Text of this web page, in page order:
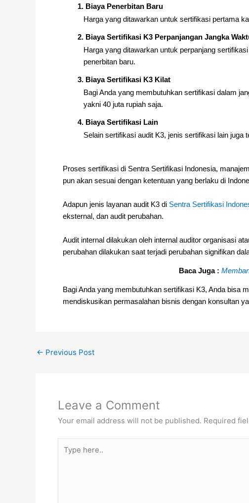
1. Biaya Penerbitan Baru
Harga yang ditawarkan untuk sertifikasi pertama
2. Biaya Sertifikasi K3 Perpanjangan Jangka
Harga yang ditawarkan untuk perpanjang
penerbitan baru.
3. Biaya Sertifikasi K3 Kilat
Bagi Anda yang membutuhkan sertifikasi dalam
yakni 40 juta rupiah saja.
4. Biaya Sertifikasi Lain
Selain sertifikasi audit K3, jenis sertifikasi lain juga
Proses sertifikasi di Sentra Sertifikasi Indonesia,
pun akan sesuai dengan ketentuan yang berlaku di
Adapun jenis layanan audit K3 di Sentra Sertifikasi
eksternal, dan audit perubahan.
Audit internal dilakukan oleh internal auditor organisasi
perubahan dilakukan saat terjadi perubahan signifikan
Baca Juga :
Bagi Anda yang membutuhkan sertifikasi K3, Anda bisa
mendiskusikan permasalahan bisnis dengan konsultan
← Previous Post
Leave a Comment
Your email address will not be published. Required
here..